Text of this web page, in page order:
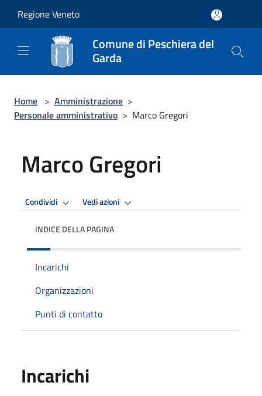
Regione Veneto
Comune di Peschiera del
Garda
Home > Amministrazione >
Personale amministrativo > Marco Gregori
Marco Gregori
Condividi Vedi azioni
INDICE DELLA PAGINA
Incarichi
Organizzazioni
Punti di contatto
Incarichi